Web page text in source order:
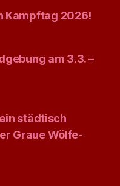
Kampftag 2026!
am 3.3. –
städtisch
Graue Wölfe-